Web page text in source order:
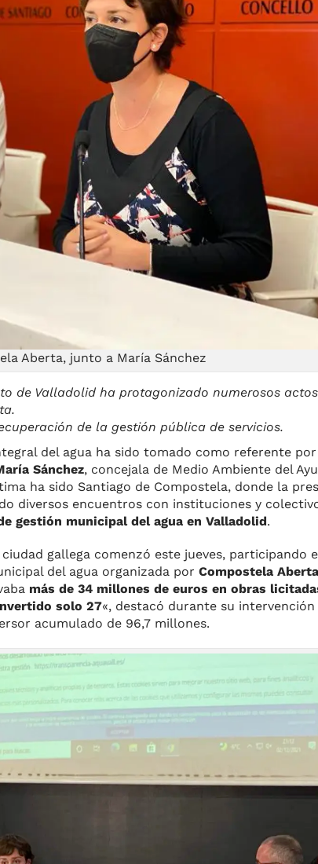
Aberta, junto a María Sánchez
de Valladolid ha protagonizado numerosos
de la gestión pública de servicios.
del agua ha sido tomado como referente
Sánchez, concejala de Medio Ambiente del
ha sido Santiago de Compostela, donde la
diversos encuentros con instituciones y
gestión municipal del agua en Valladolid.
gallega comenzó este jueves, participando
del agua organizada por Compostela Aberta
más de 34 millones de euros en obras
solo 27«, destacó durante su
acumulado de 96,7 millones.